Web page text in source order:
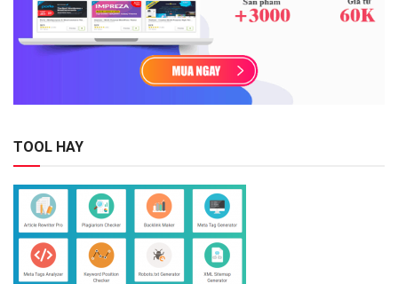
TOOL HAY